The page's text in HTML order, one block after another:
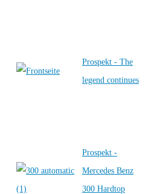
Prospekt - The
legend continues
Prospekt -
Mercedes Benz
300 Hardtop